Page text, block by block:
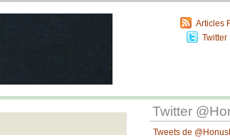
Articles
Twitter
Twitter
Tweets de